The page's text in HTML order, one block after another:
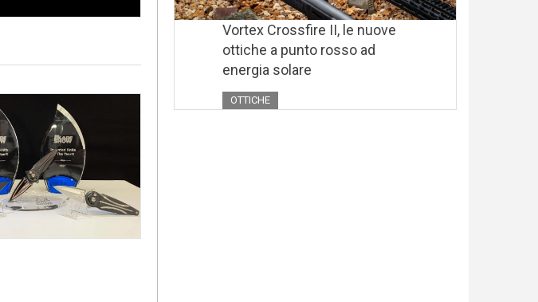
Vortex Crossfire II, le nuove
ottiche a punto rosso ad
energia solare
OTTICHE